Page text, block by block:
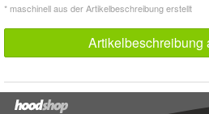
* maschinell aus der Artikelbeschreibung erstellt
Artikelbeschreibung